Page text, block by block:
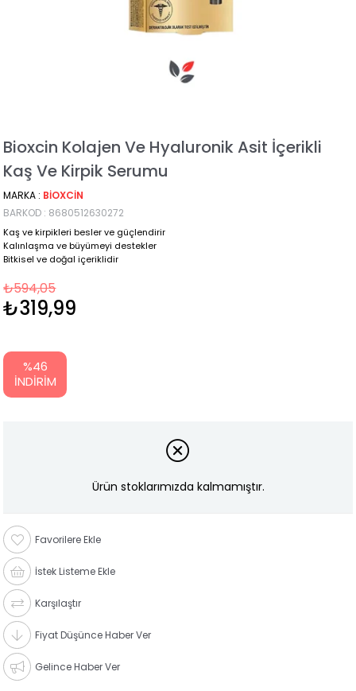
Bioxcin Kolajen Ve Hyaluronik Asit İçerikli
Kaş Ve Kirpik Serumu
MARKA : BIOXCIN
BARKOD : 8680512630272
Kaş ve kirpikleri besler ve güçlendirir
Kalınlaşma ve büyümeyi destekler
Bitkisel ve doğal içeriklidir
₺594,05
₺319,99
%46
İNDIRIM
Ürün stoklarımızda kalmamıştır.
Favorilere Ekle
İstek Listeme Ekle
Karşılaştır
Fiyat Düşünce Haber Ver
Gelince Haber Ver